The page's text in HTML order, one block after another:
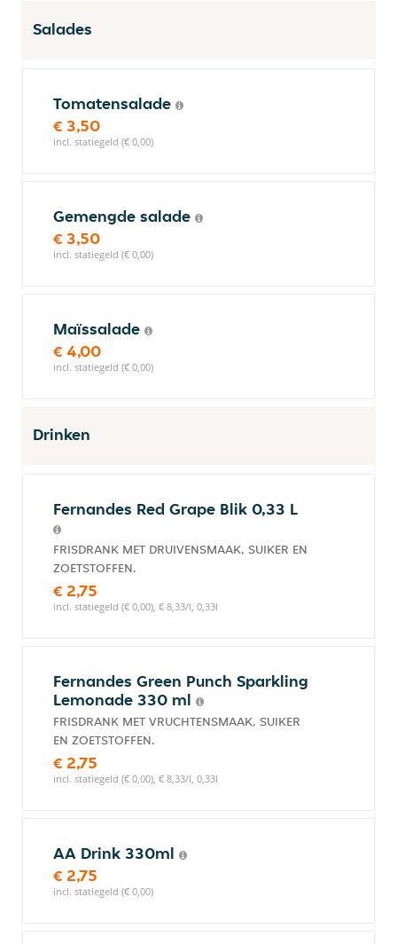
Salades
Tomatensalade
€ 3,50
incl. statiegeld (€ 0,00)
Gemengde salade
€ 3,50
incl. statiegeld (€ 0,00)
Maïssalade
€ 4,00
incl. statiegeld (€ 0,00)
Drinken
Fernandes Red Grape Blik 0,33 L
FRISDRANK MET DRUIVENSMAAK, SUIKER EN
ZOETSTOFFEN.
€ 2,75
incl. statiegeld (€ 0,00), € 8,33/l, 0,33l
Fernandes Green Punch Sparkling
Lemonade 330 ml
FRISDRANK MET VRUCHTENSMAAK, SUIKER
EN ZOETSTOFFEN.
€ 2,75
incl. statiegeld (€ 0,00), € 8,33/l, 0,33l
AA Drink 330ml
€ 2,75
incl. statiegeld (€ 0,00)